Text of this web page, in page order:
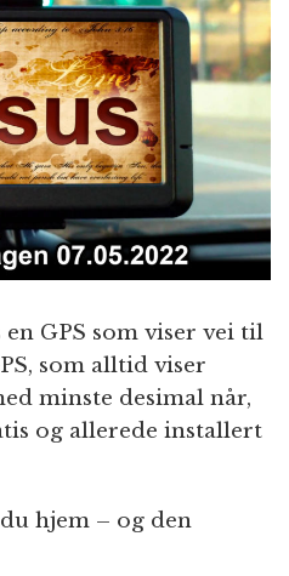
o
n
GPS som viser vei til
som alltid viser
minste desimal når,
og allerede installert
hjem – og den